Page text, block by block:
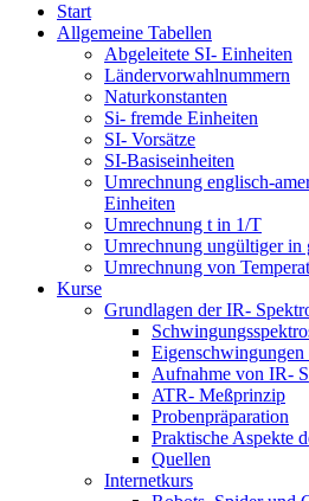
Start
Allgemeine Tabellen
Abgeleitete SI- Einheiten
Ländervorwahlnummern
Naturkonstanten
Si- fremde Einheiten
SI- Vorsätze
SI-Basiseinheiten
Umrechnung englisch-
Einheiten
Umrechnung t in 1/T
Umrechnung ungültiger in
Umrechnung von
Kurse
Grundlagen der IR-
Aufnahme von IR-
ATR- Meßprinzip
Probenpräparation
Praktische Aspekte
Quellen
Internetkurs